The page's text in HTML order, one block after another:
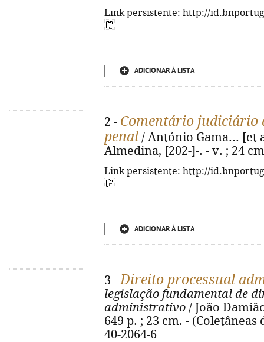
Link persistente: http://
ADICIONAR À LISTA
2 - Comentário judiciário
penal / António Gama... [et
Almedina, [202-]-. - v. ; 24
Link persistente: http://
ADICIONAR À LISTA
3 -Direito processual
legislação fundamental de
administrativo / João
649 p. ; 23 cm. - (Coletâneas
40-2064-6